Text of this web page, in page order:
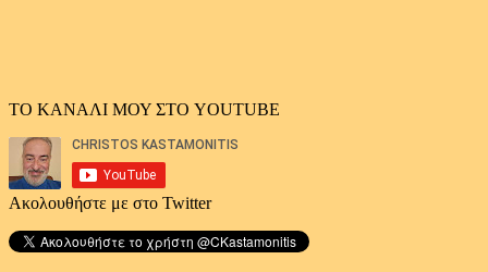
ΤΟ ΚΑΝΑΛΙ ΜΟΥ ΣΤΟ YOUTUBE
Ακολουθήστε με στο Twitter